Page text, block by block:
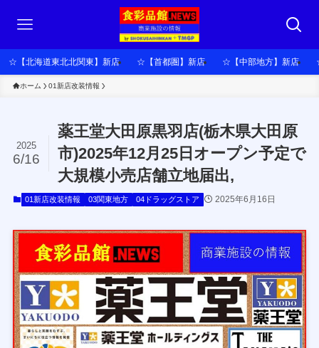
☆【北海道東北北関東】新店 ☆【首都圏】新店 ☆【中部地方】新店
ホーム 01新店改装情報
薬王堂大田原黒羽店(栃木県大田原
市)2025年12月25日オープン予定で
大規模小売店舗立地届出,
2025
6/16
01新店改装情報 03関東地方 04ドラッグストア 2025年6月16日